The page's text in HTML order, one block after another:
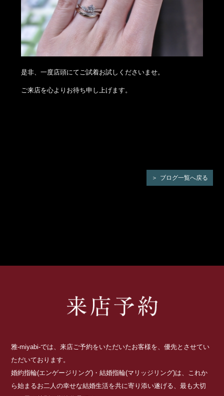
是非、一度店頭にてご試着お試しくださいませ。
ご来店を心よりお待ち申し上げます。
ブログ一覧へ戻る
雅-miyabi-では、来店ご予約をいただいたお客様を、優先とさせてい
ただいております。
婚約指輪(エンゲージリング)・結婚指輪(マリッジリング)は、これか
ら始まるお二人の幸せな結婚生活を共に寄り添い遂げる、最も大切